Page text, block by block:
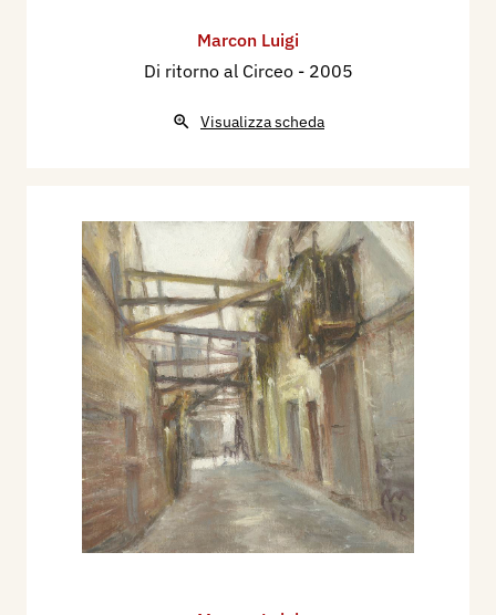
Marcon Luigi
Di ritorno al Circeo - 2005
Visualizza scheda